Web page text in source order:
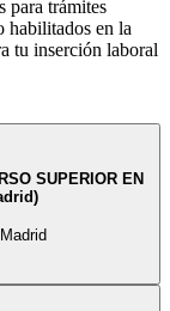
para trámites
habilitados en la
tu inserción laboral
SUPERIOR EN